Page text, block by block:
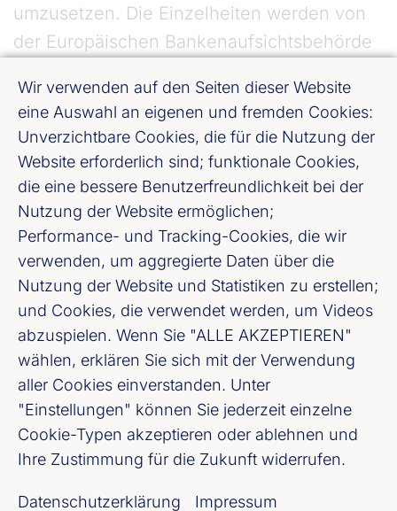
umzusetzen. Die Einzelheiten werden von
der Europäischen Bankenaufsichtsbehörde
den zuständigen Behörden überprüft.
Was ist Good Practice bei der Erstellung von
Was ist Good Practice bei
der Erstellung von
Transitionsplänen?
Die verschiedenen Vorteile von Klima-
Transitionsplänen liegen auf der Hand.
Weniger klar ist, wie man sie erstellt bzw.
welche Informationen in einem glaubwürdig
und robusten Transformationsplan enthalten
sein sollten. Im Folgenden wird vorgestellt,
Wir verwenden auf den Seiten dieser Website
eine Auswahl an eigenen und fremden Cookies:
Unverzichtbare Cookies, die für die Nutzung der
Website erforderlich sind; funktionale Cookies,
die eine bessere Benutzerfreundlichkeit bei der
Nutzung der Website ermöglichen;
Performance- und Tracking-Cookies, die wir
verwenden, um aggregierte Daten über die
Nutzung der Website und Statistiken zu erstellen;
und Cookies, die verwendet werden, um Videos
abzuspielen. Wenn Sie "ALLE AKZEPTIEREN"
wählen, erklären Sie sich mit der Verwendung
aller Cookies einverstanden. Unter
"Einstellungen" können Sie jederzeit einzelne
Cookie-Typen akzeptieren oder ablehnen und
Ihre Zustimmung für die Zukunft widerrufen.
Datenschutzerklärung Impressum